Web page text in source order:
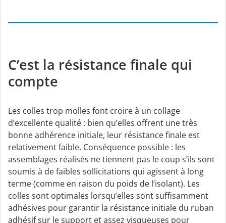
C’est la résistance finale qui
compte
Les colles trop molles font croire à un collage
d’excellente qualité : bien qu’elles offrent une très
bonne adhérence initiale, leur résistance finale est
relativement faible. Conséquence possible : les
assemblages réalisés ne tiennent pas le coup s’ils sont
soumis à de faibles sollicitations qui agissent à long
terme (comme en raison du poids de l’isolant). Les
colles sont optimales lorsqu’elles sont suffisamment
adhésives pour garantir la résistance initiale du ruban
adhésif sur le support et assez visqueuses pour